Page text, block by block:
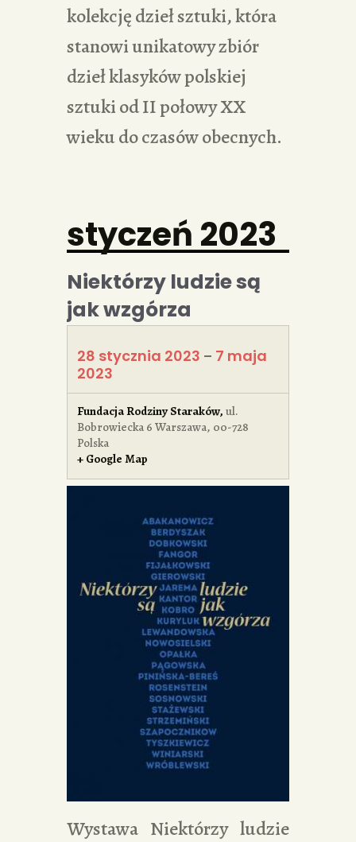
kolekcję dzieł sztuki, która
stanowi unikatowy zbiór
dzieł klasyków polskiej
sztuki od II połowy XX
wieku do czasów obecnych.
styczeń 2023
Niektórzy ludzie są
jak wzgórza
28 stycznia 2023 – 7 maja
2023
Fundacja Rodziny Staraków, ul.
Bobrowiecka 6 Warszawa, 00-728
Polska
+ Google Map
Wystawa Niektórzy ludzie